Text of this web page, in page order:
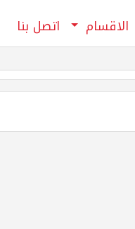
الاقسام اتصل بنا